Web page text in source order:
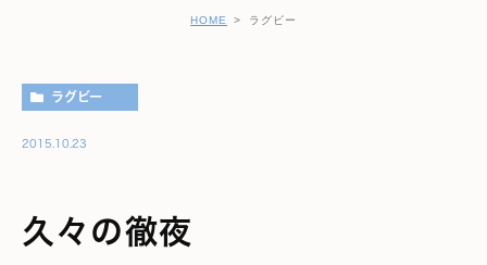
HOME ラグビー
ラグビー
2015.10.23
久々の徹夜